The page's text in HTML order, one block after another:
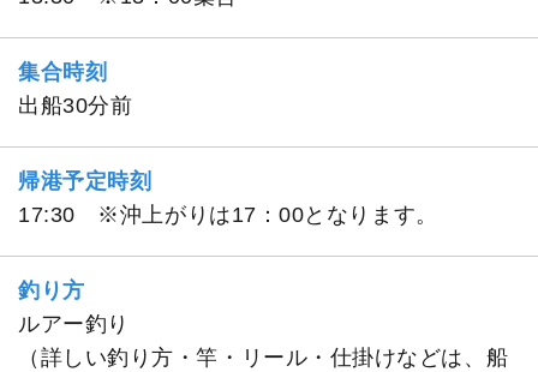
集合時刻
出船30分前
帰港予定時刻
17:30 ※沖上がりは17：00となります。
釣り方
ルアー釣り
（詳しい釣り方・竿・リール・仕掛けなどは、船